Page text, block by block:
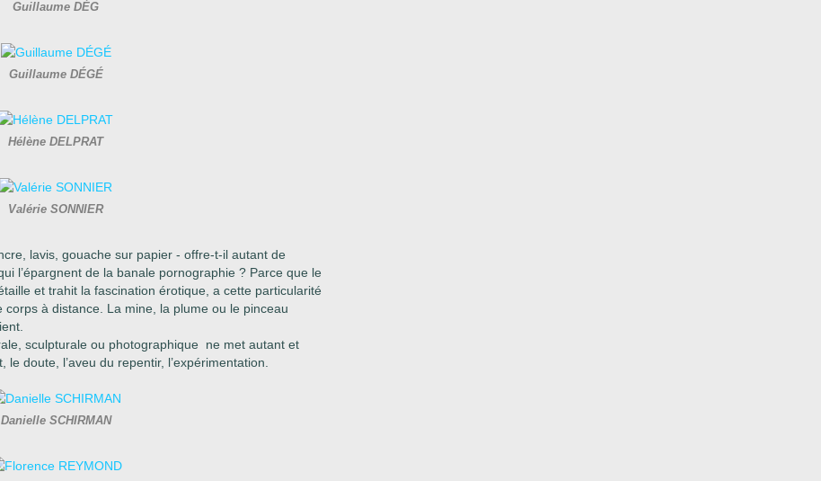
Guillaume DÉG
Guillaume DÉGÉ
Hélène DELPRAT
Valérie SONNIER
lavis, gouache sur papier - offre-t-il autant de
l’épargnent de la banale pornographie ? Parce que le
et trahit la fascination érotique, a cette particularité
à distance. La mine, la plume ou le pinceau
sculpturale ou photographique ne met autant et
doute, l’aveu du repentir, l’expérimentation.
Danielle SCHIRMAN